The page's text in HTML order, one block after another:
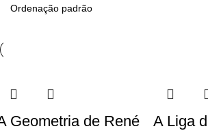
Geometria de René
A Liga